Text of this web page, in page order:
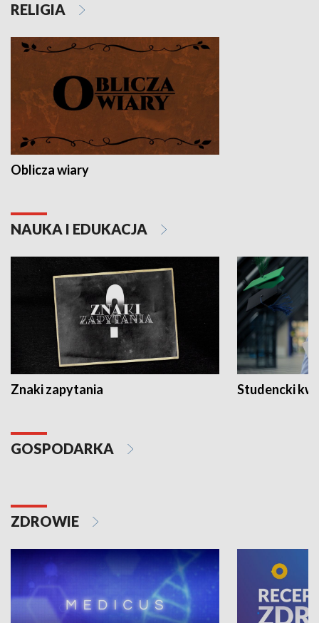
RELIGIA
Oblicza wiary
NAUKA I EDUKACJA
Znaki zapytania Studencki
GOSPODARKA
ZDROWIE